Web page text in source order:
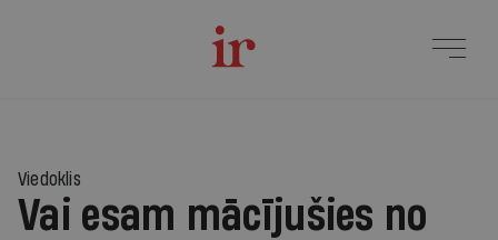
Viedoklis
Vai esam mācījušies no